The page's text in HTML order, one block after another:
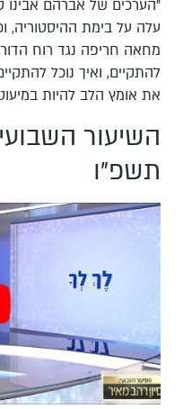
"הערכים של אברהם אבינו
עלה על בימת ההיסטוריה,
מחאה חריפה נגד רוח הדור,
להתקיים, ואיך נוכל
את אומץ הלב להיות
השיעור
תשפ"ו